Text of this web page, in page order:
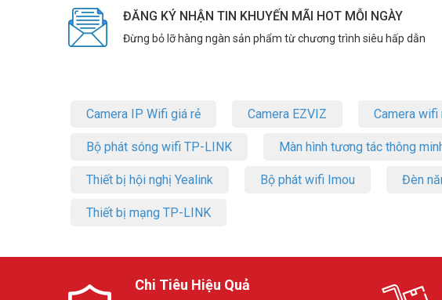
ĐĂNG KÝ NHẬN TIN KHUYẾN MÃI HOT MỖI NGÀY
Đừng bỏ lỡ hàng ngàn sản phẩm từ chương trình siêu hấp dẫn
Camera IP Wifi giá rẻ Camera EZVIZ Camera
Bộ phát sóng wifi TP-LINK Màn hình tương tác thông
Thiết bị hội nghị Yealink Bộ phát wifi Imou Đèn
Thiết bị mạng TP-LINK
Chi Tiêu Hiệu Quả